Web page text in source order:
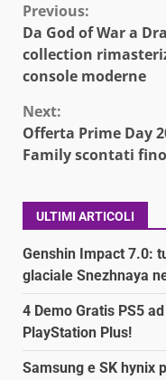
Continue
Reading
Previous:
Da God of War a
collection
console moderne
Next:
Offerta Prime Day
Family scontati
ULTIMI ARTICOLI
Genshin Impact 7.0:
glaciale Snezhnaya
4 Demo Gratis PS5
PlayStation Plus!
Samsung e SK hynix